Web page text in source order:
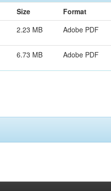
Size
Format
2.23 MB Adobe PDF
6.73 MB Adobe PDF